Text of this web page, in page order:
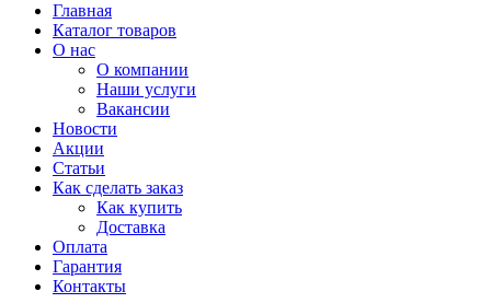
Главная
Каталог товаров
О нас
О компании
Наши услуги
Вакансии
Новости
Акции
Статьи
Как сделать заказ
Как купить
Доставка
Оплата
Гарантия
Контакты